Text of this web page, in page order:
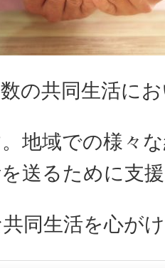
の共同生活に
地域での様々
送るために支
同生活を心が